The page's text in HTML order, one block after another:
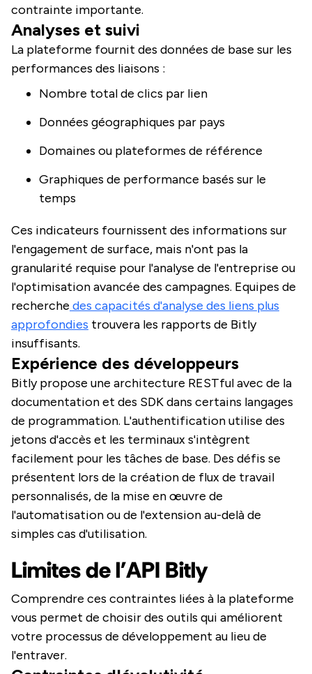
contrainte importante.
Analyses et suivi
La plateforme fournit des données de base sur les
performances des liaisons :
Nombre total de clics par lien
Données géographiques par pays
Domaines ou plateformes de référence
Graphiques de performance basés sur le
temps
Ces indicateurs fournissent des informations sur
l'engagement de surface, mais n'ont pas la
granularité requise pour l'analyse de l'entreprise ou
l'optimisation avancée des campagnes. Equipes de
recherche des capacités d'analyse des liens plus
approfondies trouvera les rapports de Bitly
insuffisants.
Expérience des développeurs
Bitly propose une architecture RESTful avec de la
documentation et des SDK dans certains langages
de programmation. L'authentification utilise des
jetons d'accès et les terminaux s'intègrent
facilement pour les tâches de base. Des défis se
présentent lors de la création de flux de travail
personnalisés, de la mise en œuvre de
l'automatisation ou de l'extension au-delà de
simples cas d'utilisation.
Limites de l'API Bitly
Comprendre ces contraintes liées à la plateforme
vous permet de choisir des outils qui améliorent
votre processus de développement au lieu de
l'entraver.